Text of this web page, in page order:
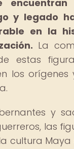
y legado
en la
La
estas
los orígenes
y
las
cultura